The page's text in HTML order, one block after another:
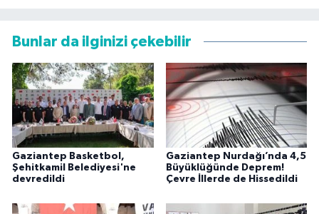
Bunlar da ilginizi çekebilir
Gaziantep Basketbol,
Şehitkamil Belediyesi'ne
devredildi
Gaziantep Nurdağı’nda 4,5
Büyüklüğünde Deprem!
Çevre İllerde de Hissedildi